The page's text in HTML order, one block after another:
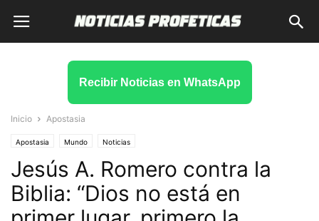
Recibir Noticias en WhatsApp
Inicio Apostasia
Apostasia Mundo Noticias
Jesús A. Romero contra la
Biblia: “Dios no está en